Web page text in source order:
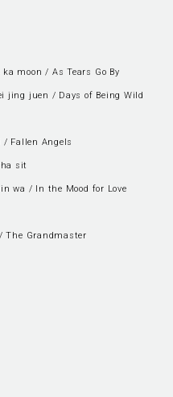
moon / As Tears Go By
jing juen / Days of Being Wild
/ Fallen Angels
sit
wa / In the Mood for Love
Grandmaster